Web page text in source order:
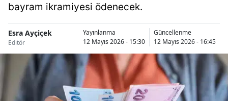
Bilecik
Bingöl
Bitlis
Bolu
bayram ikramiyesi ödenecek.
Esra Ayçiçek
Editör
Yayınlanma
12 Mayıs 2026 - 15:30
Güncellenme
12 Mayıs 2026 - 16:45